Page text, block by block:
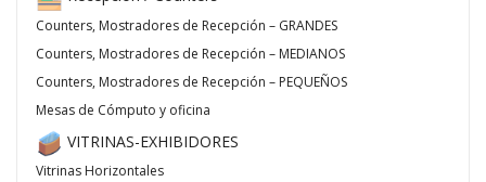
Counters, Mostradores de Recepción – GRANDES
Counters, Mostradores de Recepción – MEDIANOS
Counters, Mostradores de Recepción – PEQUEÑOS
Mesas de Cómputo y oficina
VITRINAS-EXHIBIDORES
Vitrinas Horizontales